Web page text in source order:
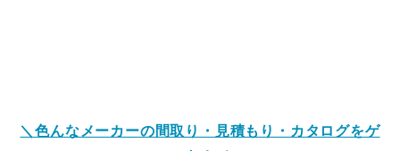
＼色んなメーカーの間取り・見積もり・カタログをゲ